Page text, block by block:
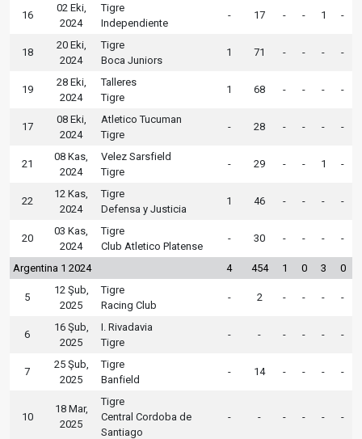
16
02 Eki,
2024
Tigre
Independiente
- 17 - - 1 -
18
20 Eki,
2024
Tigre
Boca Juniors
1 71 - - - -
19
28 Eki,
2024
Talleres
Tigre
1 68 - - - -
17
08 Eki,
2024
Atletico Tucuman
Tigre
- 28 - - - -
21
08 Kas,
2024
Velez Sarsfield
Tigre
- 29 - - 1 -
22
12 Kas,
2024
Tigre
Defensa y Justicia
1 46 - - - -
20
03 Kas,
2024
Tigre
Club Atletico Platense
- 30 - - - -
Argentina 1 2024 4 454 1 0 3 0
5
12 Şub,
2025
Tigre
Racing Club
- 2 - - - -
6
16 Şub,
2025
I. Rivadavia
Tigre
- - - - - -
7
25 Şub,
2025
Tigre
Banfield
- 14 - - - -
10
18 Mar,
2025
Tigre
Central Cordoba de
Santiago
- - - - - -